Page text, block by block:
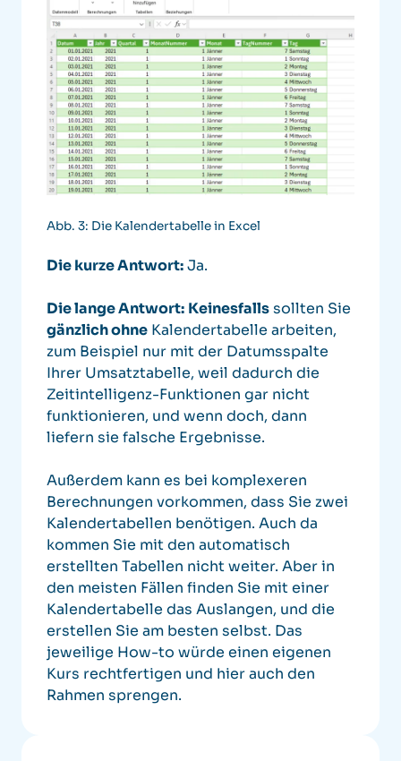
Abb. 3: Die Kalendertabelle in Excel
Die kurze Antwort:Ja.
Die lange Antwort: Keinesfallssollten Sie
gänzlich ohne Kalendertabelle arbeiten,
zum Beispiel nur mit der Datumsspalte
Ihrer Umsatztabelle, weil dadurch die
Zeitintelligenz-Funktionen gar nicht
funktionieren, und wenn doch, dann
liefern sie falsche Ergebnisse.
Außerdem kann es bei komplexeren
Berechnungen vorkommen, dass Sie zwei
Kalendertabellen benötigen. Auch da
kommen Sie mit den automatisch
erstellten Tabellen nicht weiter. Aber in
den meisten Fällen finden Sie mit einer
Kalendertabelle das Auslangen, und die
erstellen Sie am besten selbst. Das
jeweilige How-to würde einen eigenen
Kurs rechtfertigen und hier auch den
Rahmen sprengen.